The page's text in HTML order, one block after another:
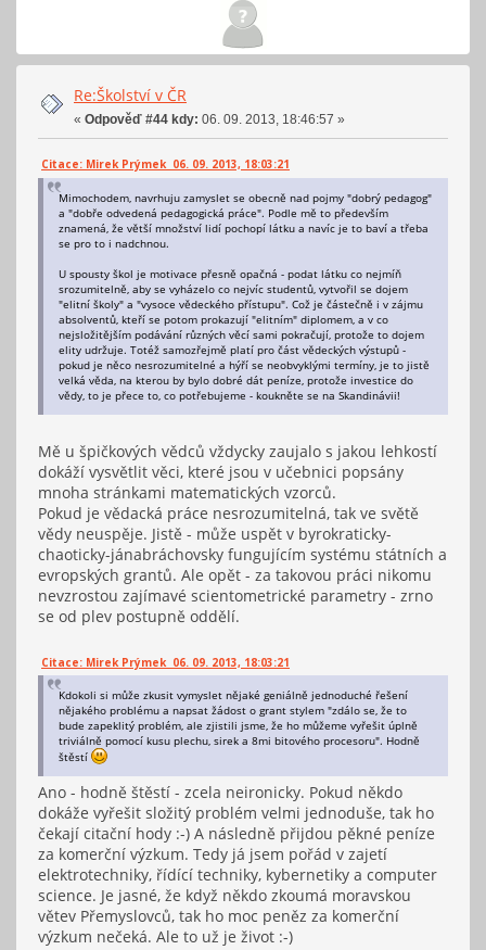
Re:Školství v ČR
« Odpověď #44 kdy: 06. 09. 2013, 18:46:57 »
Citace: Mirek Prýmek 06. 09. 2013, 18:03:21
Mimochodem, navrhuju zamyslet se obecně nad pojmy "dobrý pedagog"
a "dobře odvedená pedagogická práce". Podle mě to především
znamená, že větší množství lidí pochopí látku a navíc je to baví a třeba
se pro to i nadchnou.
U spousty škol je motivace přesně opačná - podat látku co nejmíň
srozumitelně, aby se vyházelo co nejvíc studentů, vytvořil se dojem
"elitní školy" a "vysoce vědeckého přístupu". Což je částečně i v zájmu
absolventů, kteří se potom prokazují "elitním" diplomem, a v co
nejsložitějším podávání různých věcí sami pokračují, protože to dojem
elity udržuje. Totéž samozřejmě platí pro část vědeckých výstupů -
pokud je něco nesrozumitelné a hýří se neobvyklými termíny, je to jistě
velká věda, na kterou by bylo dobré dát peníze, protože investice do
vědy, to je přece to, co potřebujeme - koukněte se na Skandinávii!
Mě u špičkových vědců vždycky zaujalo s jakou lehkostí
dokáží vysvětlit věci, které jsou v učebnici popsány
mnoha stránkami matematických vzorců.
Pokud je vědacká práce nesrozumitelná, tak ve světě
vědy neuspěje. Jistě - může uspět v byrokraticky-
chaoticky-jánabráchovsky fungujícím systému státních a
evropských grantů. Ale opět - za takovou práci nikomu
nevzrostou zajímavé scientometrické parametry - zrno
se od plev postupně oddělí.
Citace: Mirek Prýmek 06. 09. 2013, 18:03:21
Kdokoli si může zkusit vymyslet nějaké geniálně jednoduché řešení
nějakého problému a napsat žádost o grant stylem "zdálo se, že to
bude zapeklitý problém, ale zjistili jsme, že ho můžeme vyřešit úplně
triviálně pomocí kusu plechu, sirek a 8mi bitového procesoru". Hodně
štěstí
Ano - hodně štěstí - zcela neironicky. Pokud někdo
dokáže vyřešit složitý problém velmi jednoduše, tak ho
čekají citační hody :-) A následně přijdou pěkné peníze
za komerční výzkum. Tedy já jsem pořád v zajetí
elektrotechniky, řídící techniky, kybernetiky a computer
science. Je jasné, že když někdo zkoumá moravskou
větev Přemyslovců, tak ho moc peněz za komerční
výzkum nečeká. Ale to už je život :-)